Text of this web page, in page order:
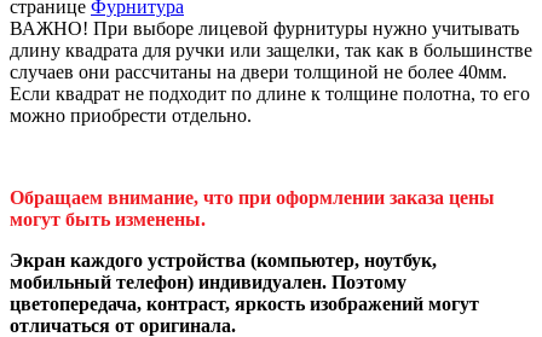
странице Фурнитура
ВАЖНО! При выборе лицевой фурнитуры нужно учитывать
длину квадрата для ручки или защелки, так как в большинстве
случаев они рассчитаны на двери толщиной не более 40мм.
Если квадрат не подходит по длине к толщине полотна, то его
можно приобрести отдельно.
Обращаем внимание, что при оформлении заказа цены
могут быть изменены.
Экран каждого устройства (компьютер, ноутбук,
мобильный телефон) индивидуален. Поэтому
цветопередача, контраст, яркость изображений могут
отличаться от оригинала.